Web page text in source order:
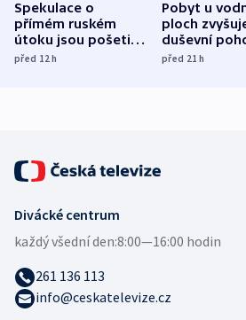
Spekulace o
přímém ruském
útoku jsou pošetilé,
míní estonský
před 12h
Pobyt u
ploch
duševní
ukázala
před 21h
Divácké centrum
každý všední den:8:00—16:00 hodin
261 136 113
info@ceskatelevize.cz